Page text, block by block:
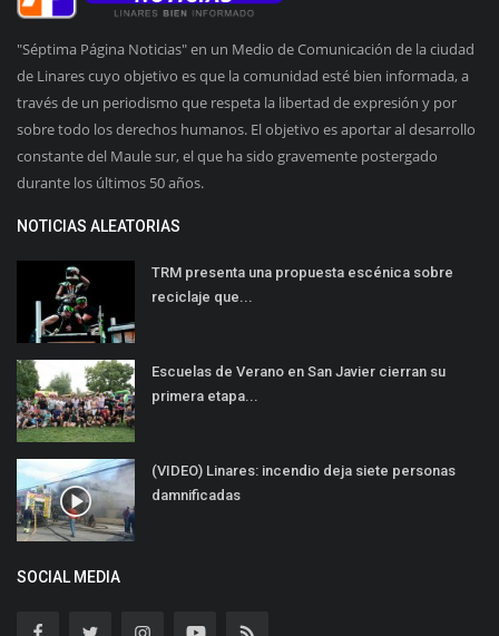
"Séptima Página Noticias" en un Medio de Comunicación de la ciudad
de Linares cuyo objetivo es que la comunidad esté bien informada, a
través de un periodismo que respeta la libertad de expresión y por
sobre todo los derechos humanos. El objetivo es aportar al desarrollo
constante del Maule sur, el que ha sido gravemente postergado
durante los últimos 50 años.
NOTICIAS ALEATORIAS
TRM presenta una propuesta escénica sobre
reciclaje que...
Escuelas de Verano en San Javier cierran su
primera etapa...
(VIDEO) Linares: incendio deja siete personas
damnificadas
SOCIAL MEDIA